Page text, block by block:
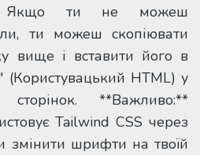
Якщо ти не можеш
ти можеш скопіювати
вище і вставити його в
HTML) у
сторінок. **Важливо:**
Tailwind CSS через
змінити шрифти на твоїй